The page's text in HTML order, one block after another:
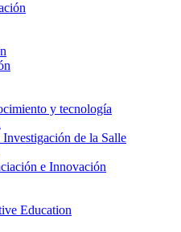
y tecnología
de la Salle
e Innovación
Education